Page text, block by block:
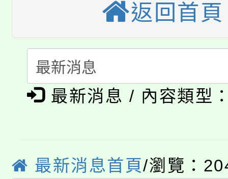
程，歡迎學生輔導中心
心理、諮商輔導、社會
系所師生報名參加。
縣市「校園短影音徵
門員」簡章及活動海報
踴躍報名參加。
桃園市115學年度學生
要點
「桃園市補助參觀特色
展演活動實施計畫」
115年度「教育部表揚
義教育推展貢獻獎」
公告本校115學年度第
生本土語及新住民語歌
公告本校115學年度第
返回首頁
最新消息 / 內容類型
最新消息首頁/瀏覽：